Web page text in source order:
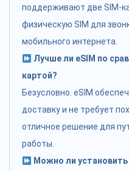
поддерживают две SIM-
физическую SIM для
мобильного интернета.
Лучше ли eSIM по
картой?
Безусловно. eSIM
доставку и не требует
отличное решение для
работы.
Можно ли